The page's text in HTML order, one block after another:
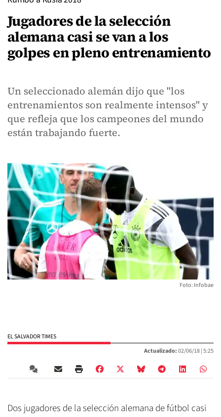
Jugadores de la selección
alemana casi se van a los
golpes en pleno entrenamiento
Un seleccionado alemán dijo que "los
entrenamientos son realmente intensos" y
que refleja que los campeones del mundo
están trabajando fuerte.
Foto: Infobae
EL SALVADOR TIMES
Actualizado:02/06/18 |5:25
Dos jugadores de la selección alemana de fútbol casi